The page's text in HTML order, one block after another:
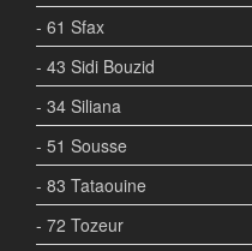
- 61 Sfax
- 43 Sidi Bouzid
- 34 Siliana
- 51 Sousse
- 83 Tataouine
- 72 Tozeur